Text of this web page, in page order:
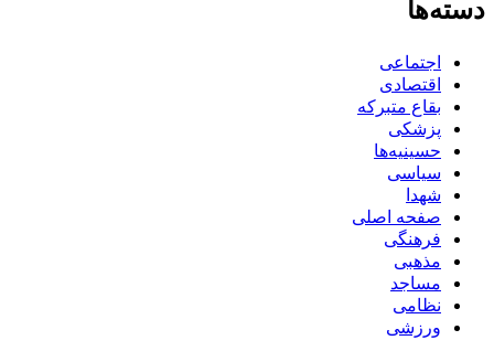
دسته‌ها
اجتماعی
اقتصادی
بقاع متبرکه
پزشکی
حسینیه‌ها
سیاسی
شهدا
صفحه اصلی
فرهنگی
مذهبی
مساجد
نظامی
ورزشی